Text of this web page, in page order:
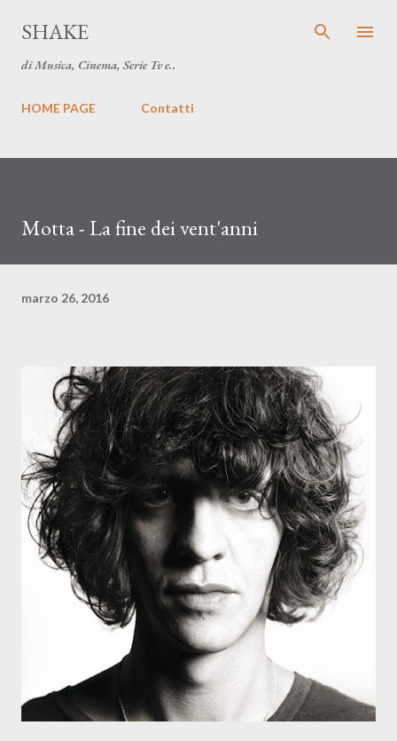
SHAKE
di Musica, Cinema, Serie Tv e..
HOME PAGE Contatti
Motta - La fine dei vent'anni
marzo 26, 2016